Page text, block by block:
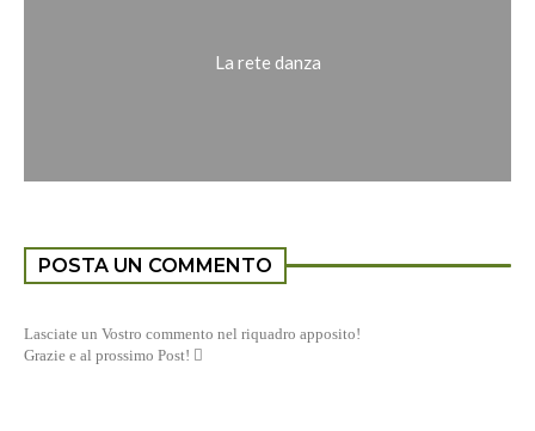
La rete danza
POSTA UN COMMENTO
Lasciate un Vostro commento nel riquadro apposito!
Grazie e al prossimo Post! 